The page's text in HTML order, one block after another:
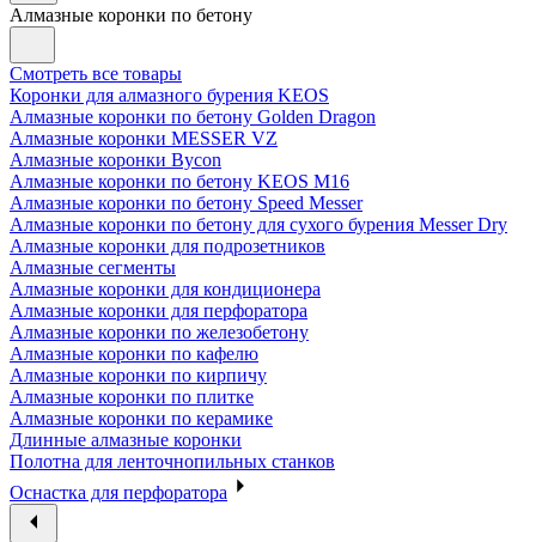
Алмазные коронки по бетону
Смотреть все товары
Коронки для алмазного бурения KEOS
Алмазные коронки по бетону Golden Dragon
Алмазные коронки MESSER VZ
Алмазные коронки Bycon
Алмазные коронки по бетону KEOS M16
Алмазные коронки по бетону Speed Messer
Алмазные коронки по бетону для сухого бурения Messer Dry
Алмазные коронки для подрозетников
Алмазные сегменты
Алмазные коронки для кондиционера
Алмазные коронки для перфоратора
Алмазные коронки по железобетону
Алмазные коронки по кафелю
Алмазные коронки по кирпичу
Алмазные коронки по плитке
Алмазные коронки по керамике
Длинные алмазные коронки
Полотна для ленточнопильных станков
Оснастка для перфоратора